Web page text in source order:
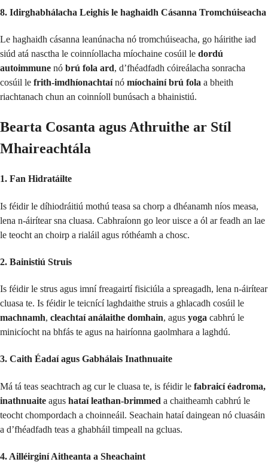
8. Idirghabhálacha Leighis le haghaidh Cásanna Tromchúiseacha
Le haghaidh cásanna leanúnacha nó tromchúiseacha, go háirithe iad
siúd atá nasctha le coinníollacha míochaine cosúil le dordú
autoimmune nó brú fola ard, d’fhéadfadh cóireálacha sonracha
cosúil le frith-imdhíonachtaínó míochainí brú fola a bheith
riachtanach chun an coinníoll bunúsach a bhainistiú.
Bearta Cosanta agus Athruithe ar Stíl
Mhaireachtála
1. Fan Hidratáilte
Is féidir le díhiodráitiú mothú teasa sa chorp a dhéanamh níos measa,
lena n-áirítear sna cluasa. Cabhraíonn go leor uisce a ól ar feadh an lae
le teocht an choirp a rialáil agus róthéamh a chosc.
2. Bainistiú Struis
Is féidir le strus agus imní freagairtí fisiciúla a spreagadh, lena n-áirítear
cluasa te. Is féidir le teicnící laghdaithe struis a ghlacadh cosúil le
machnamh, cleachtaí análaithe domhain, agus yoga cabhrú le
minicíocht na bhfás te agus na hairíonna gaolmhara a laghdú.
3. Caith Éadaí agus Gabhálais Inathnuaite
Má tá teas seachtrach ag cur le cluasa te, is féidir le fabraicí éadroma,
inathnuaite agus hataí leathan-brimmed a chaitheamh cabhrú le
teocht chompordach a choinneáil. Seachain hataí daingean nó cluasáin
a d’fhéadfadh teas a ghabháil timpeall na gcluas.
4. Ailléirginí Aitheanta a Sheachaint